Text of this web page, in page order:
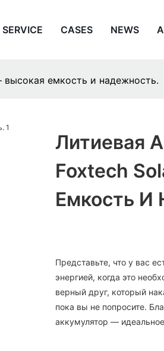
CASES NEWS
высокая емкость и надежность.
Литиевая
Foxtech
Емкость И
Представьте, что у вас
энергией, когда это
верный друг, который
пока вы не попросите.
аккумулятор —